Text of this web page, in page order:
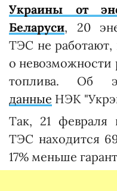
Украины от
Беларуси, 20
ТЭС не работают,
о невозможности
топлива. Об
данные НЭК
Так, 21 февраля
ТЭС находится
17% меньше